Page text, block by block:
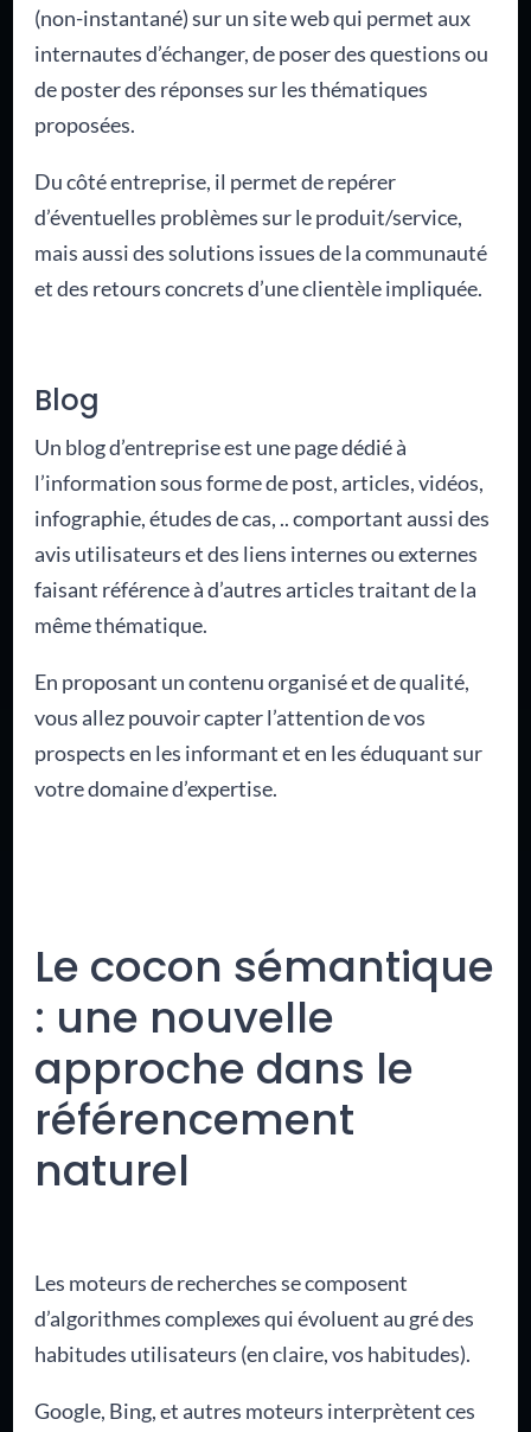
(non-instantané) sur un site web qui permet aux
internautes d’échanger, de poser des questions ou
de poster des réponses sur les thématiques
proposées.
Du côté entreprise, il permet de repérer
d’éventuelles problèmes sur le produit/service,
mais aussi des solutions issues de la communauté
et des retours concrets d’une clientèle impliquée.
Blog
Un blog d’entreprise est une page dédié à
l’information sous forme de post, articles, vidéos,
infographie, études de cas, .. comportant aussi des
avis utilisateurs et des liens internes ou externes
faisant référence à d’autres articles traitant de la
même thématique.
En proposant un contenu organisé et de qualité,
vous allez pouvoir capter l’attention de vos
prospects en les informant et en les éduquant sur
votre domaine d’expertise.
Le cocon sémantique
: une nouvelle
approche dans le
référencement
naturel
Les moteurs de recherches se composent
d’algorithmes complexes qui évoluent au gré des
habitudes utilisateurs (en claire, vos habitudes).
Google, Bing, et autres moteurs interprètent ces